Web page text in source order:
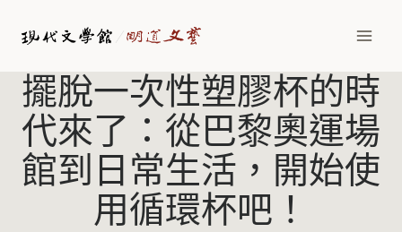
擺脫一次性塑膠杯的時
代來了：從巴黎奧運場
館到日常生活，開始使
用循環杯吧！